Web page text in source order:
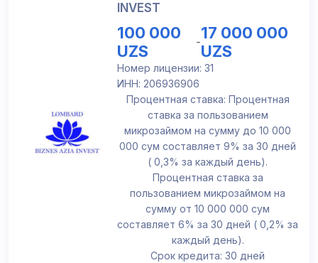
INVEST
100 000
UZS
-17 000 000
UZS
Номер лицензии: 31
ИНН: 206936906
Процентная ставка: Процентная
ставка за пользованием
микрозаймом на сумму до 10 000
000 сум составляет 9% за 30 дней
( 0,3% за каждый день).
Процентная ставка за
пользованием микрозаймом на
сумму от 10 000 000 сум
составляет 6% за 30 дней ( 0,2% за
каждый день).
Срок кредита: 30 дней